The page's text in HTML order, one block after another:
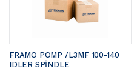
FRAMO POMP /L3MF 100-140
IDLER SPİNDLE